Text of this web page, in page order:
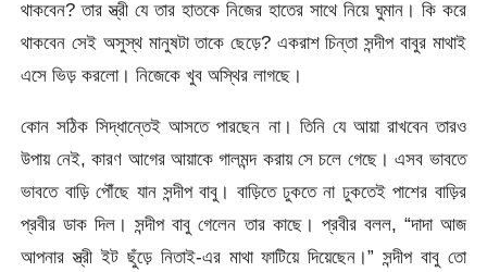
থাকবেন? তার স্ত্রী যে তার হাতকে নিজের হাতের সাথে নিয়ে ঘুমান। কি করে
থাকবেন সেই অসুস্থ মানুষটা তাকে ছেড়ে? একরাশ চিন্তা সন্দীপ বাবুর মাথাই
এসে ভিড় করলো। নিজেকে খুব অস্থির লাগছে।
কোন সঠিক সিদ্ধান্তেই আসতে পারছেন না। তিনি যে আয়া রাখবেন তারও
উপায় নেই, কারণ আগের আয়াকে গালমন্দ করায় সে চলে গেছে। এসব ভাবতে
ভাবতে বাড়ি পৌঁছে যান সন্দীপ বাবু। বাড়িতে ঢুকতে না ঢুকতেই পাশের বাড়ির
প্রবীর ডাক দিল। সন্দীপ বাবু গেলেন তার কাছে। প্রবীর বলল, “দাদা আজ
আপনার স্ত্রী ইট ছুঁড়ে নিতাই-এর মাথা ফাটিয়ে দিয়েছেন।” সন্দীপ বাবু তো